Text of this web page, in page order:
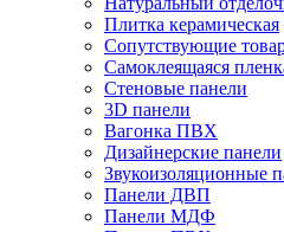
Плитка керамическая
Сопутствующие
Самоклеящаяся
Стеновые панели
3D панели
Вагонка ПВХ
Дизайнерские панели
Звукоизоляционные
Панели ДВП
Панели МДФ